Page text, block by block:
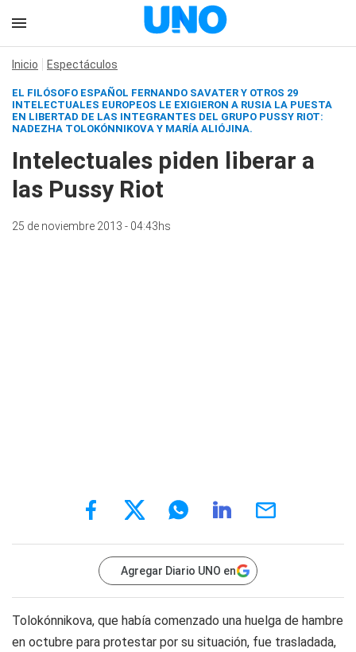
Inicio Espectáculos
EL FILÓSOFO ESPAÑOL FERNANDO SAVATER Y OTROS 29
INTELECTUALES EUROPEOS LE EXIGIERON A RUSIA LA PUESTA
EN LIBERTAD DE LAS INTEGRANTES DEL GRUPO PUSSY RIOT:
NADEZHA TOLOKÓNNIKOVA Y MARÍA ALIÓJINA.
Intelectuales piden liberar a
las Pussy Riot
25 de noviembre 2013 - 04:43hs
Agregar Diario UNO en
Tolokónnikova, que había comenzado una huelga de hambre
en octubre para protestar por su situación, fue trasladada,